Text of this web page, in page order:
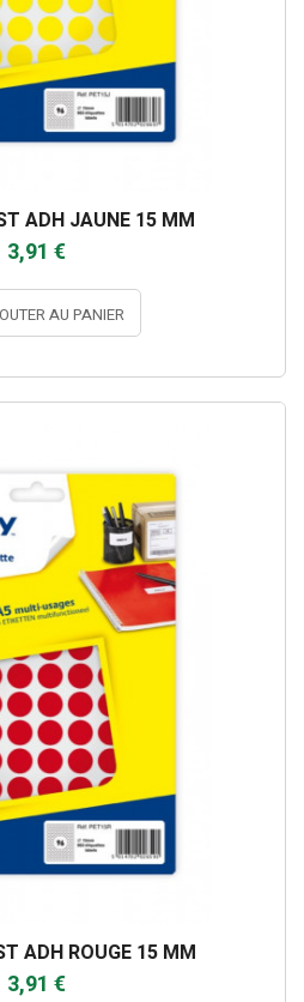
ADH JAUNE 15 MM
3,91 €
AU PANIER
ADH ROUGE 15 MM
3,91 €